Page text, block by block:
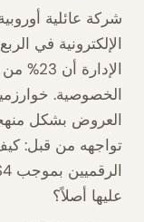
شركة عائلية
الإلكترونية في
الخصوصية.
العروض بشكل
تواجهه من قبل:
عليها أصلاً؟